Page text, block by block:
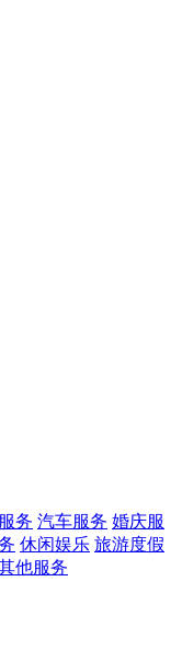
务 汽车服务 婚庆服
休闲娱乐 旅游度假
他服务